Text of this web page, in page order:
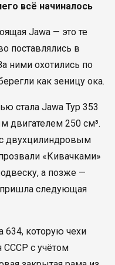
всё начиналось
Jawa — это те
поставлялись в
ними охотились по
как зеницу ока.
стала Jawa Typ 353
двигателем 250 см³.
двухцилиндровым
«Кивачками»
а позже —
пришла следующая
634, которую чехи
СССР с учётом